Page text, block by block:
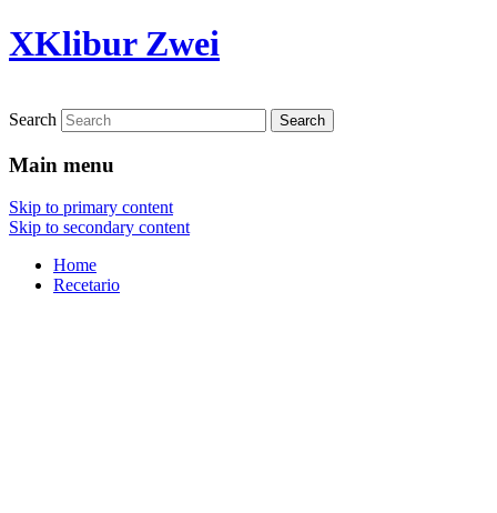
XKlibur Zwei
Search
Main menu
Skip to primary content
Skip to secondary content
Home
Recetario